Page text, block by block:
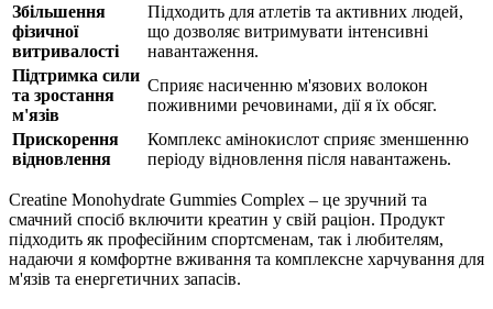
Збільшення
фізичної
витривалості
Підходить для атлетів та активних людей,
що дозволяє витримувати інтенсивні
навантаження.
Підтримка сили
та зростання
м'язів
Сприяє насиченню м'язових волокон
поживними речовинами, діїя їх обсяг.
Прискорення
відновлення
Комплекс амінокислот сприяє зменшенню
періоду відновлення після навантажень.
Creatine Monohydrate Gummies Complex – це зручний та
смачний спосіб включити креатин у свій раціон. Продукт
підходить як професійним спортсменам, так і любителям,
надаючи я комфортне вживання та комплексне харчування для
м'язів та енергетичних запасів.